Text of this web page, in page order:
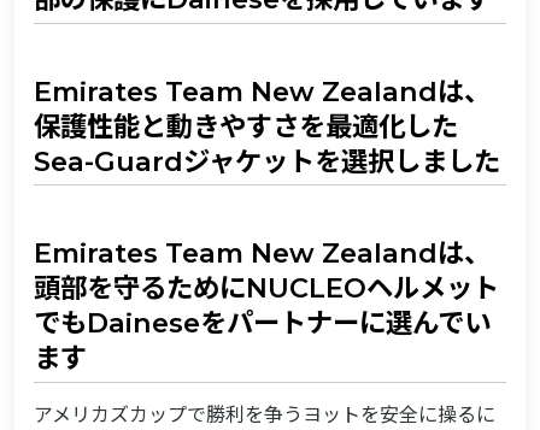
0-7 ヘルメット──スキーの世界から生まれたNUCLEO
Emirates Team New Zealandは、
保護性能と動きやすさを最適化した
Sea-Guardジャケットを選択しました
Emirates Team New Zealandは、
頭部を守るためにNUCLEOヘルメット
でもDaineseをパートナーに選んでい
ます
アメリカズカップで勝利を争うヨットを安全に操るに